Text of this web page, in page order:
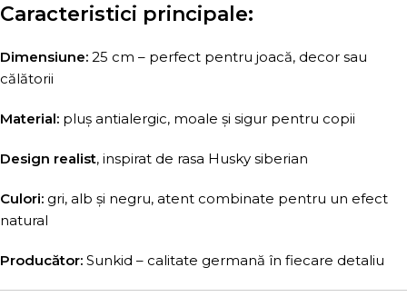
Caracteristici principale:
Dimensiune: 25 cm – perfect pentru joacă, decor sau
călătorii
Material: pluș antialergic, moale și sigur pentru copii
Design realist, inspirat de rasa Husky siberian
Culori: gri, alb și negru, atent combinate pentru un efect
natural
Producător: Sunkid – calitate germană în fiecare detaliu